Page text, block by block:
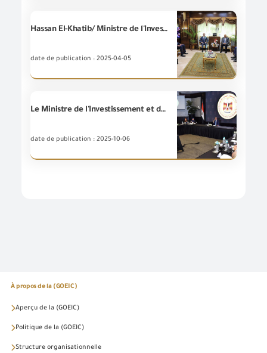
Hassan El-Khatib/ Ministre de l'Investissement et du Commerce Extérieur, s'est rendu ce matin au gouvernorat d'Alexandrie, où il a inspecté un certain nombre d'entités concernées par le dédouanement, ainsi que le siège de la Chambre de commerce à Alexandrie. Le Ministre a également tenu une réunion approfondie avec la communauté commerciale d'Alexandrie.
date de publication : 2025-04-05
Le Ministre de l'Investissement et du Commerce Extérieur préside la première réunion du "Comité économique du Conseil suprême de Coordination égypto-saoudien" dans le cadre du renforcement de la coopération commerciale et de l'équilibre de la balance commerciale entre les deux pays en supprimant les obstacles à la circulation du mouvement du commerce itrarégional .
date de publication : 2025-10-06
À propos de la (GOEIC)
Aperçu de la (GOEIC)
Politique de la (GOEIC)
Structure organisationnelle